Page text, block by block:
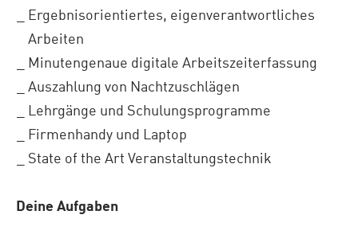
Ergebnisorientiertes, eigenverantwortliches
Arbeiten
Minutengenaue digitale Arbeitszeiterfassung
Auszahlung von Nachtzuschlägen
Lehrgänge und Schulungsprogramme
Firmenhandy und Laptop
State of the Art Veranstaltungstechnik
Deine Aufgaben